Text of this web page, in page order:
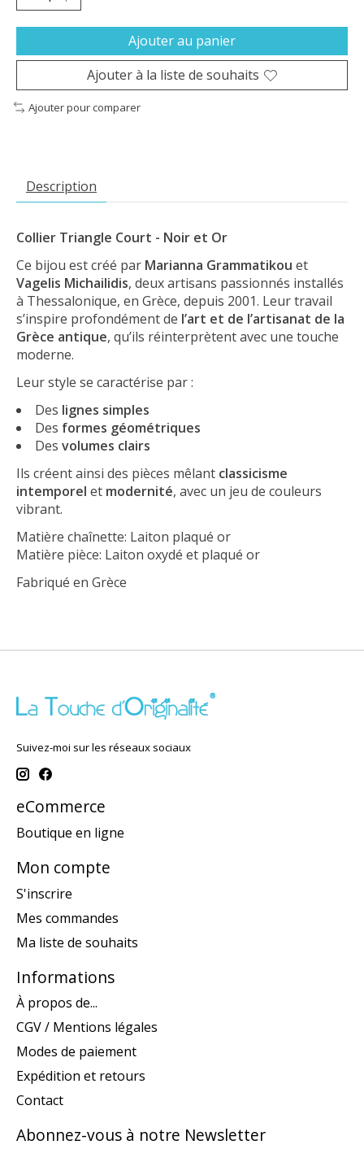
Ajouter au panier
Ajouter à la liste de souhaits
Ajouter pour comparer
Description
Collier Triangle Court - Noir et Or
Ce bijou est créé par Marianna Grammatikou et
Vagelis Michailidis, deux artisans passionnés installés
à Thessalonique, en Grèce, depuis 2001. Leur travail
s’inspire profondément de l’art et de l’artisanat de la
Grèce antique, qu’ils réinterprètent avec une touche
moderne.
Leur style se caractérise par :
Des lignes simples
Des formes géométriques
Des volumes clairs
Ils créent ainsi des pièces mêlant classicisme
intemporel et modernité, avec un jeu de couleurs
vibrant.
Matière chaînette: Laiton plaqué or
Matière pièce: Laiton oxydé et plaqué or
Fabriqué en Grèce
Suivez-moi sur les réseaux sociaux
eCommerce
Boutique en ligne
Mon compte
S'inscrire
Mes commandes
Ma liste de souhaits
Informations
À propos de...
CGV / Mentions légales
Modes de paiement
Expédition et retours
Contact
Abonnez-vous à notre Newsletter